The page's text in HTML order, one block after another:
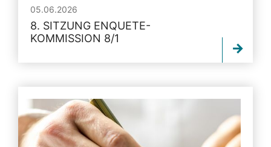
05.06.2026
8. SITZUNG ENQUETE-
KOMMISSION 8/1